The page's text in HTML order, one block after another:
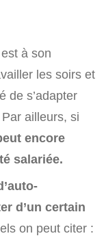
à son
les soirs et
de s’adapter
ailleurs, si
encore
salariée.
d’un certain
on peut citer :